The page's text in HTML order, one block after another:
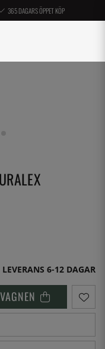
365 DAGARS ÖPPET KÖP
LEVERANS 6-12 DAGAR